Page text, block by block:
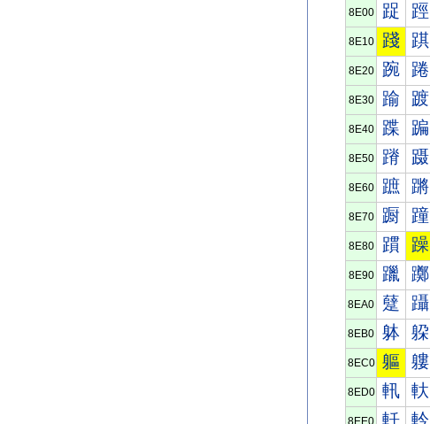
8E00 踀 踁
8E10 踐 踑
8E20 踠 踡
8E30 踰 踱
8E40 蹀 蹁
8E50 蹐 蹑
8E60 蹠 蹡
8E70 蹰 蹱
8E80 躀 躁
8E90 躐 躑
8EA0 躠 躡
8EB0 躰 躱
8EC0 軀 軁
8ED0 軐 軑
8EE0 軠 軡